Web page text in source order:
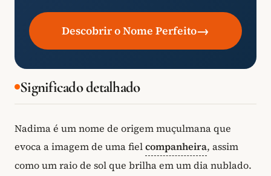
Descobrir o Nome Perfeito→
Significado detalhado
Nadima é um nome de origem muçulmana que
evoca a imagem de uma fielcompanheira, assim
como um raio de sol que brilha em um dia nublado.